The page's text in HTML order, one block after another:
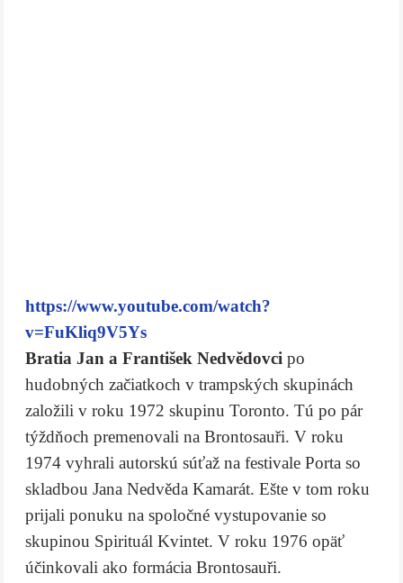
https://www.youtube.com/watch?
v=FuKliq9V5Ys
Bratia Jan a František Nedvědovci po
hudobných začiatkoch v trampských skupinách
založili v roku 1972 skupinu Toronto. Tú po pár
týždňoch premenovali na Brontosauři. V roku
1974 vyhrali autorskú súťaž na festivale Porta so
skladbou Jana Nedvěda Kamarát. Ešte v tom roku
prijali ponuku na spoločné vystupovanie so
skupinou Spirituál Kvintet. V roku 1976 opäť
účinkovali ako formácia Brontosauři.